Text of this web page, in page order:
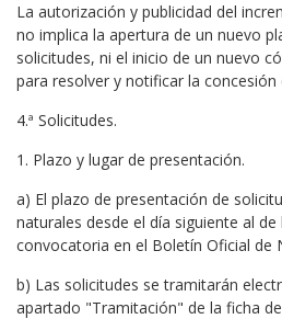
La autorización y publicidad del
no implica la apertura de un nuevo
solicitudes, ni el inicio de un nuevo
para resolver y notificar la concesión
4.ª Solicitudes.
1. Plazo y lugar de presentación.
a) El plazo de presentación de
naturales desde el día siguiente al de
convocatoria en el Boletín Oficial de
b) Las solicitudes se tramitarán
apartado "Tramitación" de la ficha